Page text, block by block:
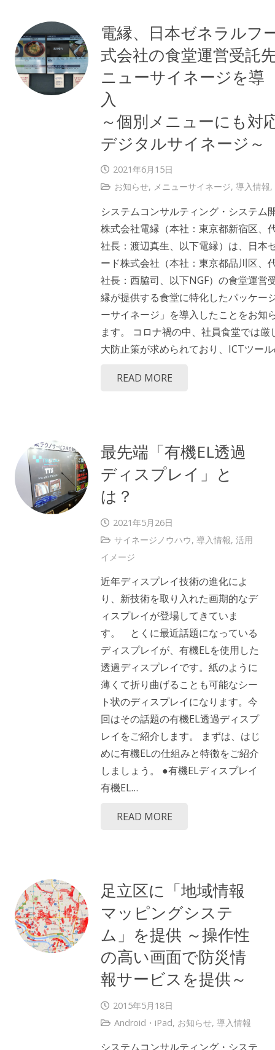
電縁、日本ゼネラルフ
式会社の食堂運営受託
ニューサイネージを導
～個別メニューにも対
デジタルサイネージ～
2021年6月15日
お知らせ, メニューサイネージ, 導入情報,
システムコンサルティング・システム
株式会社電縁（本社：東京都新宿区、
社長：渡辺真生、以下電縁）は、日本
ード株式会社（本社：東京都品川区、
社長：西脇司、以下NGF）の食堂運営
縁が提供する食堂に特化したパッケー
ーサイネージ」を導入したことをお知
ます。 コロナ禍の中、社員食堂では厳
大防止策が求められており、ICTツー
READ MORE
最先端「有機EL透過
ディスプレイ」と
は？
2021年5月26日
サイネージノウハウ, 導入情報, 活用
イメージ
近年ディスプレイ技術の進化によ
り、新技術を取り入れた画期的なデ
ィスプレイが登場してきていま
す。 とくに最近話題になっている
ディスプレイが、有機ELを使用した
透過ディスプレイです。紙のように
薄くて折り曲げることも可能なシー
ト状のディスプレイになります。今
回はその話題の有機EL透過ディスプ
レイをご紹介します。 まずは、はじ
めに有機ELの仕組みと特徴をご紹介
しましょう。 ●有機ELディスプレイ
有機EL…
READ MORE
足立区に「地域情報
マッピングシステ
ム」を提供 ～操作性
の高い画面で防災情
報サービスを提供～
2015年5月18日
Android・iPad, お知らせ, 導入情報
システムコンサルティング・システ